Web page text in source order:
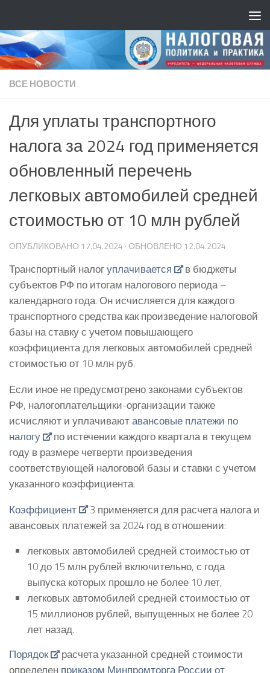
ВСЕ НОВОСТИ
Для уплаты транспортного
налога за 2024 год применяется
обновленный перечень
легковых автомобилей средней
стоимостью от 10 млн рублей
ОПУБЛИКОВАНО 17.04.2024 · ОБНОВЛЕНО 12.04.2024
Транспортный налогуплачивается
в бюджеты
субъектов РФ по итогам налогового периода –
календарного года. Он исчисляется для каждого
транспортного средства как произведение налоговой
базы на ставку с учетом повышающего
коэффициента для легковых автомобилей средней
стоимостью от 10 млн руб.
Если иное не предусмотрено законами субъектов
РФ, налогоплательщики-организации также
исчисляют и уплачиваютавансовые платежи по
налогу
по истечении каждого квартала в текущем
году в размере четверти произведения
соответствующей налоговой базы и ставки с учетом
указанного коэффициента.
Коэффициент
3 применяется для расчета налога и
авансовых платежей за 2024 год в отношении:
легковых автомобилей средней стоимостью от
10 до 15 млн рублей включительно, с года
выпуска которых прошло не более 10 лет,
легковых автомобилей средней стоимостью от
15 миллионов рублей, выпущенных не более 20
лет назад.
Порядок
расчета указанной средней стоимости
определен приказом Минпромторга России от